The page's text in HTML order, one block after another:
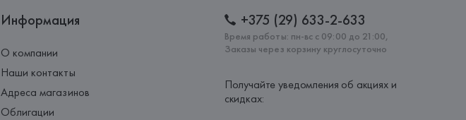
Информация
О компании
Наши контакты
Адреса магазинов
Облигации
+375 (29) 633-2-633
Время работы: пн-вс с 09:00 до 21:00,
Заказы через корзину круглосуточно
Получайте уведомления об акциях и
скидках: